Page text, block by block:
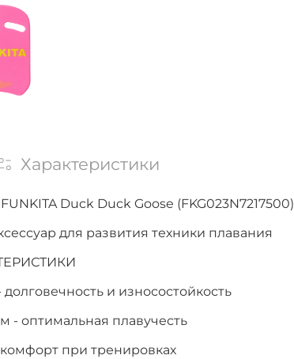
Характеристики
Duck Duck Goose (FKG023N7217500)
для развития техники плавания
и износостойкость
- оптимальная плавучесть
при тренировках